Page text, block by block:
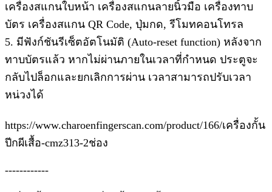
เครื่องสแกนใบหน้า เครื่องสแกนลายนิ้วมือ เครื่องทาบ
บัตร เครื่องสแกน QR Code, ปุ่มกด, รีโมทคอนโทรล
5. มีฟังก์ชันรีเซ็ตอัตโนมัติ (Auto-reset function) หลังจาก
ทาบบัตรแล้ว หากไม่ผ่านภายในเวลาที่กำหนด ประตูจะ
กลับไปล็อกและยกเลิกการผ่าน เวลาสามารถปรับเวลา
หน่วงได้
https://www.charoenfingerscan.com/product/166/เครื่องกั้น
ปีกผีเสื้อ-cmz313-2ช่อง
------------